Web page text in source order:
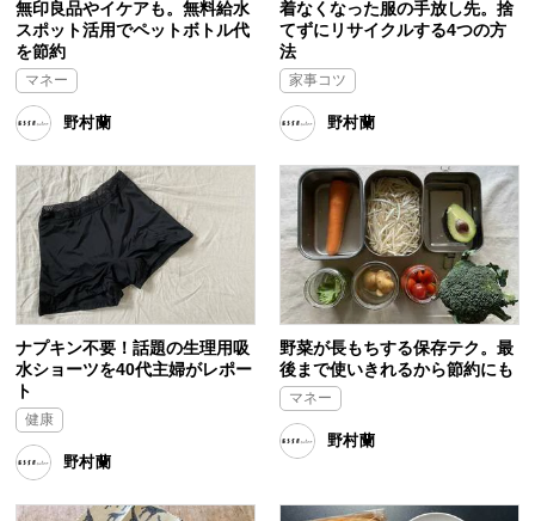
無印良品やイケアも。無料給水
スポット活用でペットボトル代
を節約
マネー
野村蘭
着なくなった服の手放し先。捨
てずにリサイクルする4つの方
法
家事コツ
野村蘭
ナプキン不要！話題の生理用吸
水ショーツを40代主婦がレポー
ト
健康
野村蘭
野菜が長もちする保存テク。最
後まで使いきれるから節約にも
マネー
野村蘭